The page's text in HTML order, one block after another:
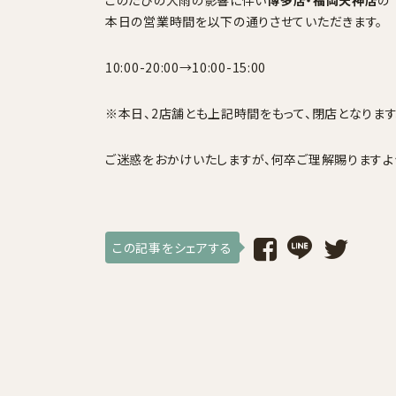
採用情報
本日の営業時間を以下の通りさせていただきます。
10:00-20:00→10:00-15:00
※本日、2店舗とも上記時間をもって、閉店となります
ご迷惑をおかけいたしますが、何卒ご理解賜りますよ
この記事をシェアする